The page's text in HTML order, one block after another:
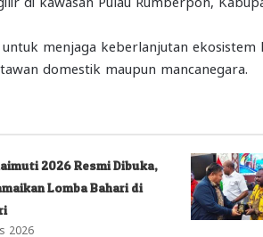
menjaga keberlanjutan
domestik maupun mancanegara.
2026 Resmi Dibuka,
Lomba Bahari di
2026